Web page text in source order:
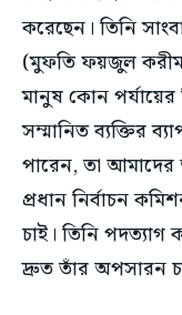
করেছেন। তিনি
(মুফতি ফয়জুল
মানুষ কোন
সম্মানিত ব্যক্তির
পারেন, তা
প্রধান নির্বাচন
চাই। তিনি পদত্যাগ
দ্রুত তাঁর অপসারন